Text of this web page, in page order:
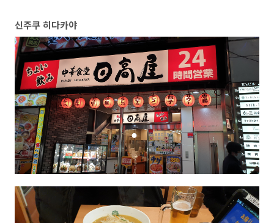
신주쿠 히다카야